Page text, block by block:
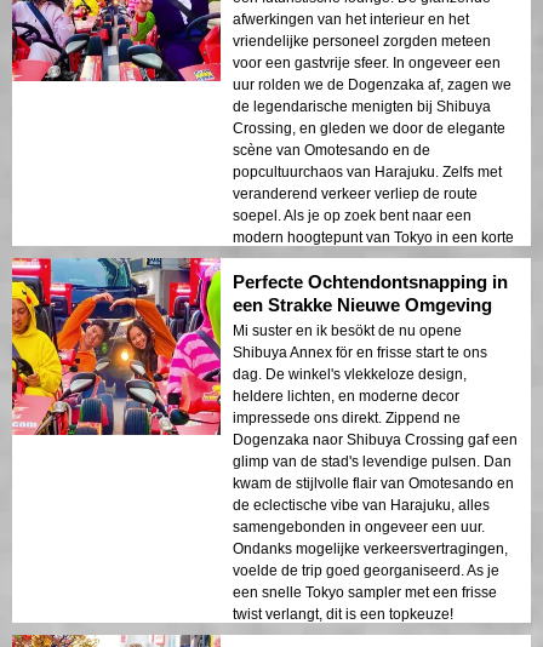
afwerkingen van het interieur en het
vriendelijke personeel zorgden meteen
voor een gastvrije sfeer. In ongeveer een
uur rolden we de Dogenzaka af, zagen we
de legendarische menigten bij Shibuya
Crossing, en gleden we door de elegante
scène van Omotesando en de
popcultuurchaos van Harajuku. Zelfs met
veranderend verkeer verliep de route
soepel. Als je op zoek bent naar een
modern hoogtepunt van Tokyo in een korte
tijd, is deze rit echt geweldig! Ik vertel het al
aan iedereen.
Perfecte Ochtendontsnapping in
een Strakke Nieuwe Omgeving
Mi suster en ik besökt de nu opene
Shibuya Annex för en frisse start te ons
dag. De winkel's vlekkeloze design,
heldere lichten, en moderne decor
impressede ons direkt. Zippend ne
Dogenzaka naor Shibuya Crossing gaf een
glimp van de stad's levendige pulsen. Dan
kwam de stijlvolle flair van Omotesando en
de eclectische vibe van Harajuku, alles
samengebonden in ongeveer een uur.
Ondanks mogelijke verkeersvertragingen,
voelde de trip goed georganiseerd. As je
een snelle Tokyo sampler met een frisse
twist verlangt, dit is een topkeuze!